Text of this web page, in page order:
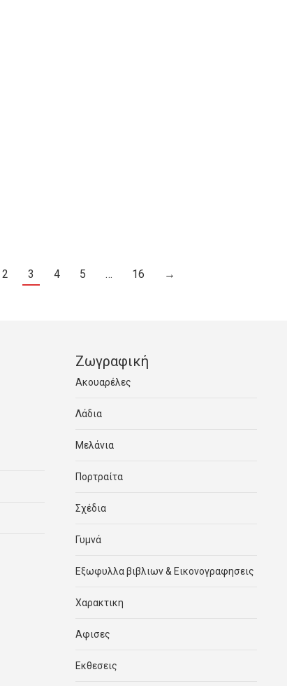
2 3 4 5 … 16 →
Ζωγραφική
Ακουαρέλες
Λάδια
Μελάνια
Πορτραίτα
Σχέδια
Γυμνά
Εξωφυλλα βιβλιων & Εικονογραφησεις
Χαρακτικη
Αφισες
Εκθεσεις